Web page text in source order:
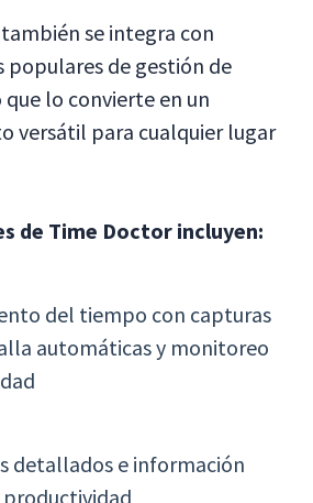
se integra con
populares de gestión de
lo convierte en un
versátil para cualquier lugar
de Time Doctor incluyen:
del tiempo con capturas
automáticas y monitoreo
detallados e información